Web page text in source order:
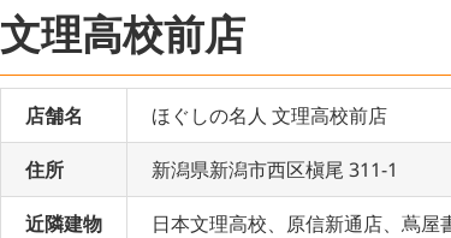
文理高校前店
店舗名 ほぐしの名人 文理高校前店
住所 新潟県新潟市西区槇尾 311-1
近隣建物 日本文理高校、原信新通店、蔦屋